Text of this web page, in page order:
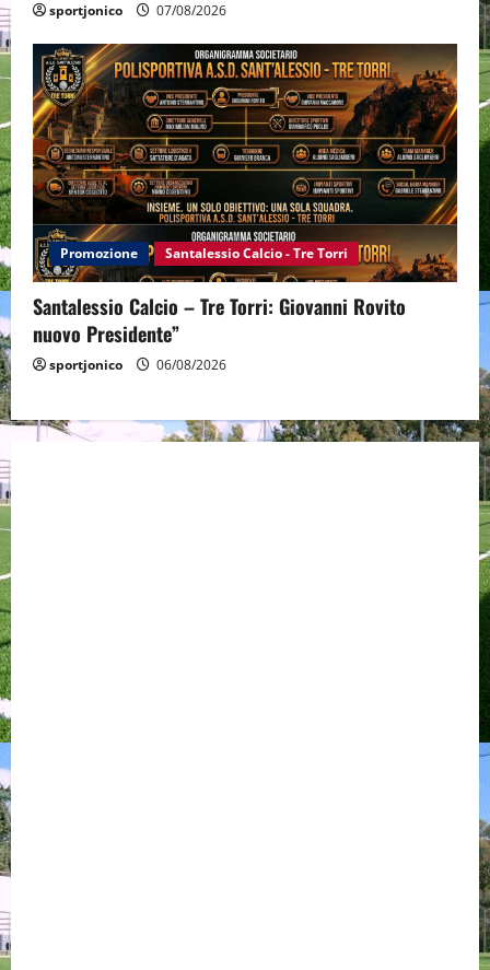
sportjonico 07/08/2026
Promozione Santalessio Calcio - Tre Torri
Santalessio Calcio – Tre Torri: Giovanni Rovito
nuovo Presidente”
sportjonico 06/08/2026